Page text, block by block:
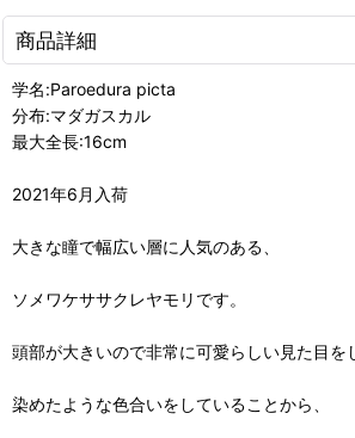
商品詳細
学名:Paroedura picta
分布:マダガスカル
最大全長:16cm
2021年6月入荷
大きな瞳で幅広い層に人気のある、
ソメワケササクレヤモリです。
頭部が大きいので非常に可愛らしい見た目を
染めたような色合いをしていることから、